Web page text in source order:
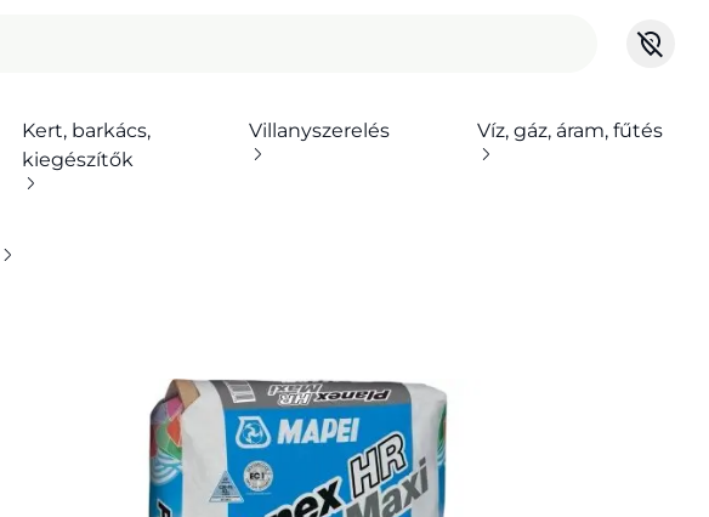
Kert, barkács,
kiegészítők
Villanyszerelés Víz, gáz, áram, fűtés